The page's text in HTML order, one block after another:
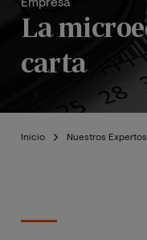
Empresa
La
carta
Inicio Nuestros Expertos